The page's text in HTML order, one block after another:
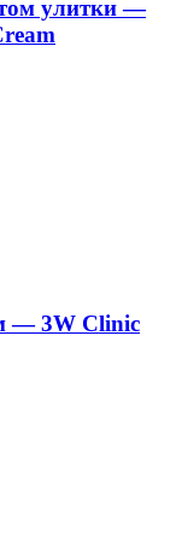
улитки —
— 3W Clinic